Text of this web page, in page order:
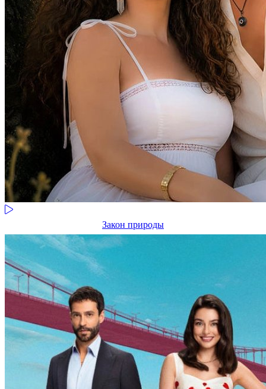
Закон природы